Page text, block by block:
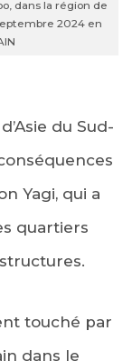
dans la région de
2024 en
du Sud-
Yagi, qui a
quartiers
touché par
dans le